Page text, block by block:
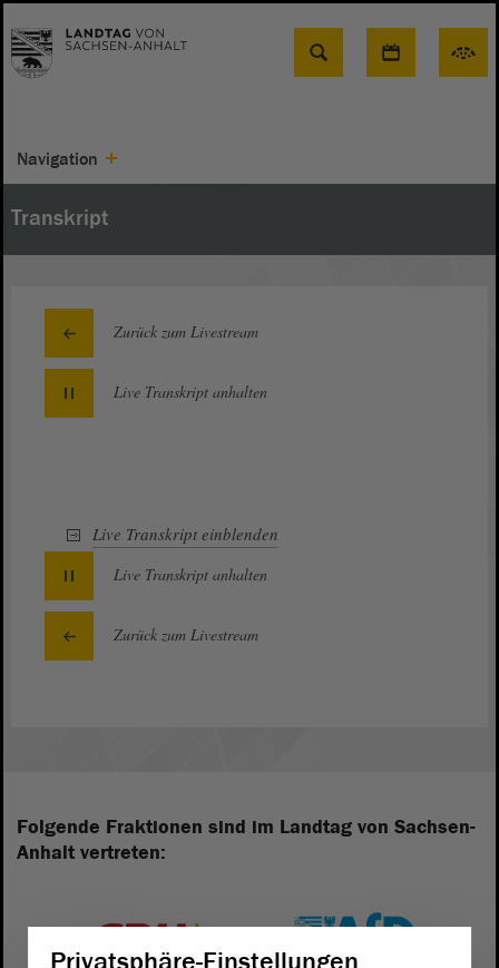
Suche
Navigation
Transkript
Zurück zum Livestream
Live Transkript anhalten
Live Transkript einblenden
Live Transkript anhalten
Zurück zum Livestream
Folgende Fraktionen sind im Landtag von Sachsen-
Anhalt vertreten: